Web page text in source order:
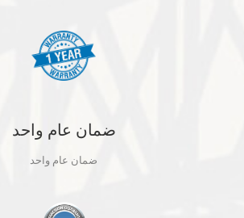
ضمان عام واحد
ضمان عام واحد